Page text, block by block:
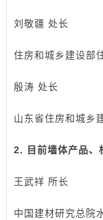
刘敬疆 处长
住房和城乡建设部
殷涛 处长
山东省住房和城乡
2. 目前墙体产品、
王武祥 所长
中国建材研究总院